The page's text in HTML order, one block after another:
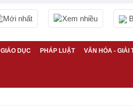
Mới nhất Xem nhiều
GIÁO DỤC PHÁP LUẬT VĂN HÓA - GIẢI